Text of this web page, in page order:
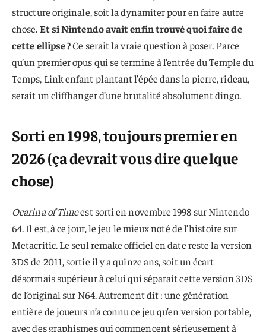
structure originale, soit la dynamiter pour en faire autre
chose.Et si Nintendo avait enfin trouvé quoi faire de
cette ellipse ?Ce serait la vraie question à poser. Parce
qu’un premier opus qui se termine à l’entrée du Temple du
Temps, Link enfant plantant l’épée dans la pierre, rideau,
serait un cliffhanger d’une brutalité absolument dingo.
Sorti en 1998, toujours premier en
2026 (ça devrait vous dire quelque
chose)
Ocarina of Timeest sorti en novembre 1998 sur Nintendo
64. Il est, à ce jour, le jeu le mieux noté de l’histoire sur
Metacritic. Le seul remake officiel en date reste la version
3DS de 2011, sortie il y a quinze ans, soit un écart
désormais supérieur à celui qui séparait cette version 3DS
de l’original sur N64. Autrement dit : une génération
entière de joueurs n’a connu ce jeu qu’en version portable,
avec des graphismes qui commencent sérieusement à